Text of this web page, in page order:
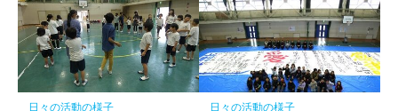
ー
ク
に
保
存
日々の活動の様子 日々の活動の様子